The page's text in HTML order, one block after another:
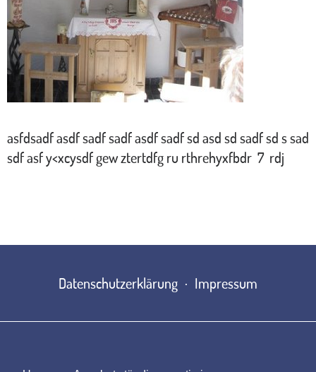
asfdsadf asdf sadf sadf asdf sadf sd asd sd sadf sd s sad
sdf asf y<xcysdf gew ztertdfg ru rthrehyxfbdr 7 rdj
Datenschutzerklärung Impressum